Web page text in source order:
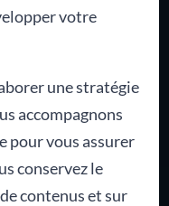
votre
une stratégie
accompagnons
pour vous assurer
conservez le
contenus et sur